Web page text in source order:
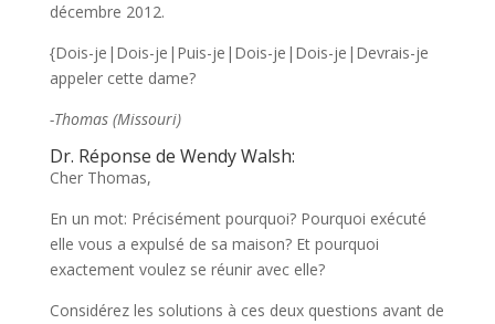
décembre 2012.
{Dois-je|Dois-je|Puis-je|Dois-je|Dois-je|Devrais-je
appeler cette dame?
-Thomas (Missouri)
Dr. Réponse de Wendy Walsh:
Cher Thomas,
En un mot: Précisément pourquoi? Pourquoi exécuté
elle vous a expulsé de sa maison? Et pourquoi
exactement voulez se réunir avec elle?
Considérez les solutions à ces deux questions avant de